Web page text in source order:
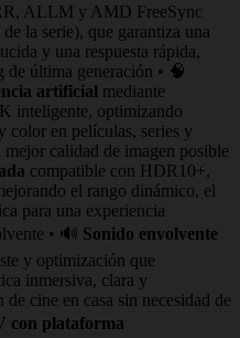
ALLM y AMD FreeSync
la serie), que garantiza una
y una respuesta rápida,
de última generación • 🧠
artificial mediante
inteligente, optimizando
color en películas, series y
calidad de imagen posible
compatible con HDR10+,
el rango dinámico, el
para una experiencia
• 🔊 Sonido envolvente
y optimización que
inmersiva, clara y
cine en casa sin necesidad de
con plataforma